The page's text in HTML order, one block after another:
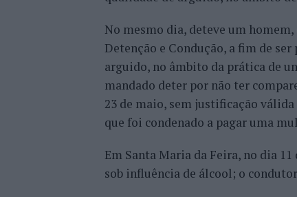
No mesmo dia, deteve um
Detenção e Condução, a fim de
arguido, no âmbito da prática de
mandado deter por não ter
23 de maio, sem justificação
que foi condenado a pagar uma
Em Santa Maria da Feira, no dia
sob influência de álcool; o